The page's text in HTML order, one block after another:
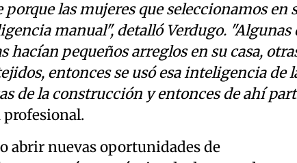
las mujeres que seleccionamos en
manual", detalló Verdugo. "Algunas
hacían pequeños arreglos en su casa,
entonces se usó esa inteligencia de
de la construcción y entonces de ahí
profesional.
abrir nuevas oportunidades de